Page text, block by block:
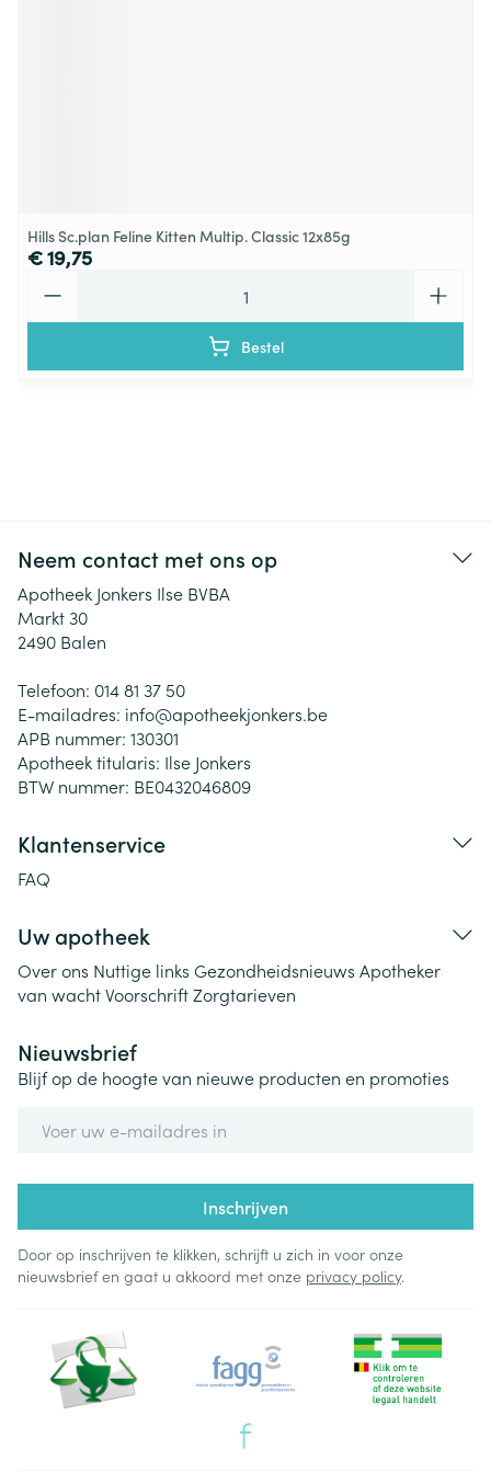
Hills Sc.plan Feline Kitten Multip. Classic 12x85g
€ 19,75
Bestel
Neem contact met ons op
Apotheek Jonkers Ilse BVBA
Markt 30
2490 Balen
Telefoon: 014 81 37 50
E-mailadres: info@apotheekjonkers.be
APB nummer: 130301
Apotheek titularis: Ilse Jonkers
BTW nummer: BE0432046809
Klantenservice
FAQ
Uw apotheek
Over ons Nuttige links Gezondheidsnieuws Apotheker
van wachtVoorschriftZorgtarieven
Nieuwsbrief
Blijf op de hoogte van nieuwe producten en promoties
Inschrijven
Door op inschrijven te klikken, schrijft u zich in voor onze
nieuwsbrief en gaat u akkoord met onze privacy policy.